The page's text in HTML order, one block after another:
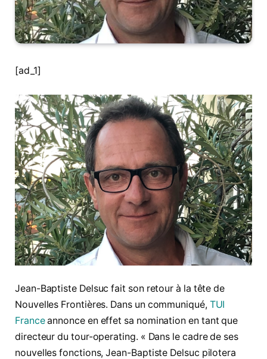
[ad_1]
Jean-Baptiste Delsuc fait son retour à la tête de
Nouvelles Frontières. Dans un communiqué, TUI
Franceannonce en effet sa nomination en tant que
directeur du tour-operating. « Dans le cadre de ses
nouvelles fonctions, Jean-Baptiste Delsuc pilotera